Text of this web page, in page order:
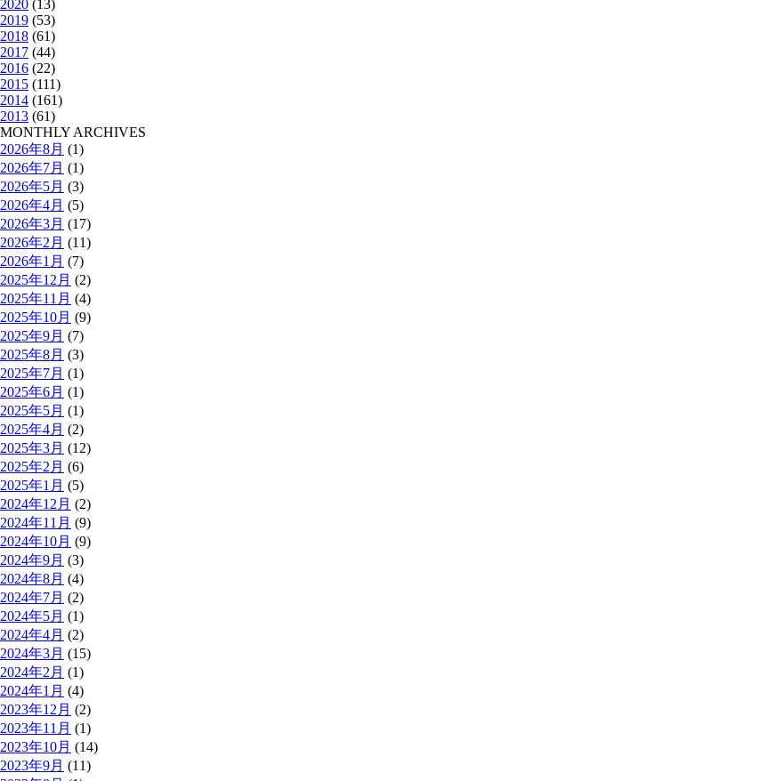
2020 (13)
2019 (53)
2018 (61)
2017 (44)
2016 (22)
2015 (111)
2014 (161)
2013 (61)
MONTHLY ARCHIVES
2026年8月 (1)
2026年7月 (1)
2026年5月 (3)
2026年4月 (5)
2026年3月 (17)
2026年2月 (11)
2026年1月 (7)
2025年12月 (2)
2025年11月 (4)
2025年10月 (9)
2025年9月 (7)
2025年8月 (3)
2025年7月 (1)
2025年6月 (1)
2025年5月 (1)
2025年4月 (2)
2025年3月 (12)
2025年2月 (6)
2025年1月 (5)
2024年12月 (2)
2024年11月 (9)
2024年10月 (9)
2024年9月 (3)
2024年8月 (4)
2024年7月 (2)
2024年5月 (1)
2024年4月 (2)
2024年3月 (15)
2024年2月 (1)
2024年1月 (4)
2023年12月 (2)
2023年11月 (1)
2023年10月 (14)
2023年9月 (11)